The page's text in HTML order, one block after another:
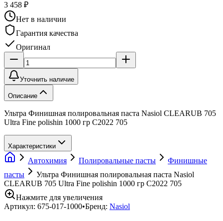
3 458 ₽
Нет в наличии
Гарантия качества
Оригинал
Уточнить наличие
Описание
Ультра Финишная полировальная паста Nasiol CLEARUB 705
Ultra Fine polishin 1000 гр C2022 705
Характеристики
Автохимия Полировальные пасты
Финишные
пасты
Ультра Финишная полировальная паста Nasiol
CLEARUB 705 Ultra Fine polishin 1000 гр C2022 705
Нажмите для увеличения
Артикул: 675-017-1000•Бренд: Nasiol